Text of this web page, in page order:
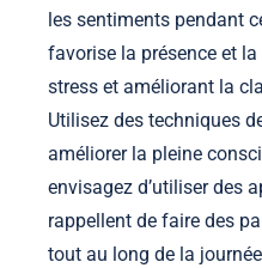
les sentiments pendant
favorise la présence et
stress et améliorant la
Utilisez des techniques
améliorer la pleine
envisagez d’utiliser des
rappellent de faire des
tout au long de la